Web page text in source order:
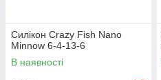
Силікон Crazy Fish Nano
Minnow 6-4-13-6
В наявності